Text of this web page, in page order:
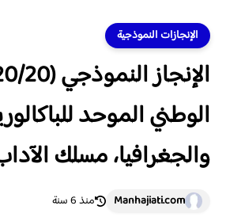
الإنجازات النموذجية
الوطني الموحد
والجغرافيا، مسلك الآداب
Manhajiati.com منذ 6 سنة